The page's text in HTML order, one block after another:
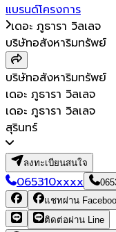
แบรนด์โครงการ
เดอะ ภูธารา วิลเลจ
บริษัทอสังหาริมทรัพย์
บริษัทอสังหาริมทรัพย์
เดอะ ภูธารา วิลเลจ
เดอะ ภูธารา วิลเลจ
สุรินทร์
ลงทะเบียนสนใจ
065310xxxx
แชทผ่าน
ติดต่อผ่าน Line